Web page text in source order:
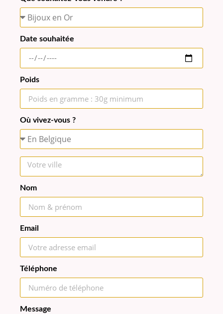
Date souhaitée
Poids
Où vivez-vous ?
Nom
Email
Téléphone
Message